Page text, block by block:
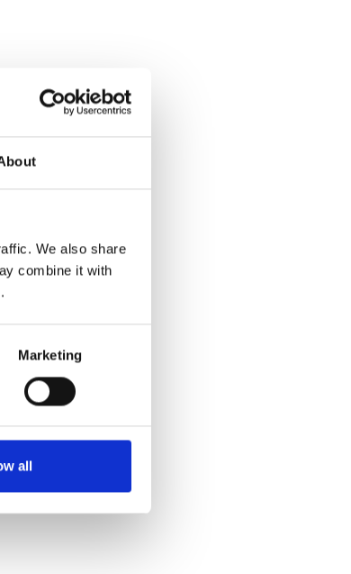
We also share
combine it with
Marketing
all